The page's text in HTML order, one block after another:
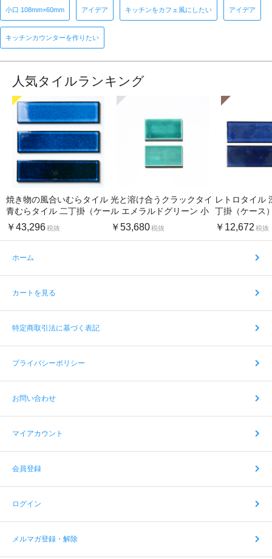
小口 108mm×60mm アイデア キッチンをカフェ風にしたい アイデア
キッチンカウンターを作りたい
人気タイルランキング
焼き物の風合いむらタイル
青むらタイル 二丁掛（ケー
ス）
￥43,296税抜
光と溶け合うクラックタイ
ル エメラルドグリーン 小
口（ケース）
￥53,680税抜
レトロタイル
丁掛（ケース
￥12,672 税抜
ホーム
カートを見る
特定商取引法に基づく表記
プライバシーポリシー
お問い合わせ
マイアカウント
会員登録
ログイン
メルマガ登録・解除